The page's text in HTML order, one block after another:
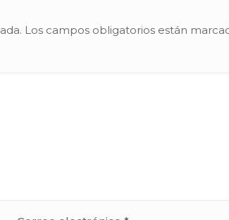
Los campos obligatorios están